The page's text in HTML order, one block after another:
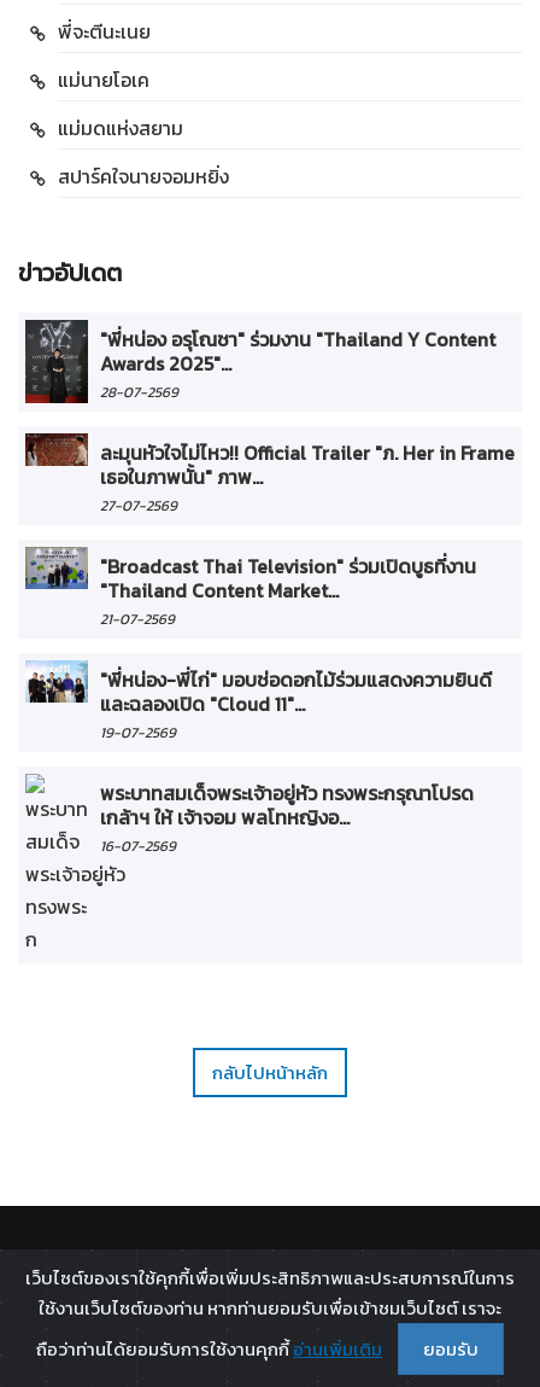
พี่จะตีนะเนย
แม่นายโอเค
แม่มดแห่งสยาม
สปาร์คใจนายจอมหยิ่ง
ข่าวอัปเดต
"พี่หน่อง อรุโณชา" ร่วมงาน "Thailand Y Content
Awards 2025"...
28-07-2569
ละมุนหัวใจไม่ไหว!! Official Trailer "ภ. Her in Frame
เธอในภาพนั้น" ภาพ...
27-07-2569
"Broadcast Thai Television" ร่วมเปิดบูธที่งาน
"Thailand Content Market...
21-07-2569
"พี่หน่อง-พี่ไก่" มอบช่อดอกไม้ร่วมแสดงความยินดี
และฉลองเปิด "Cloud 11"...
19-07-2569
พระบาทสมเด็จพระเจ้าอยู่หัว ทรงพระกรุณาโปรด
เกล้าฯ ให้ เจ้าจอม พลโทหญิงอ...
16-07-2569
กลับไปหน้าหลัก
All rights reserved - 2026 ©
Broadcast Thai Television
เว็บไซต์ของเราใช้คุกกี้เพื่อเพิ่มประสิทธิภาพและประสบการณ์ในการ
ใช้งานเว็บไซต์ของท่าน หากท่านยอมรับเพื่อเข้าชมเว็บไซต์ เราจะ
ถือว่าท่านได้ยอมรับการใช้งานคุกกี้อ่านเพิ่มเติม ยอมรับ